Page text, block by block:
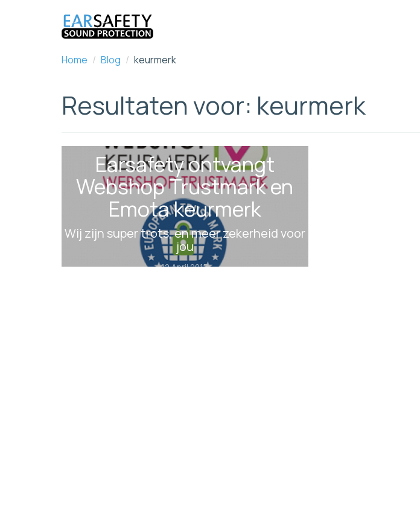
Home / Blog / keurmerk
Resultaten voor: keurmerk
Earsafety ontvangt
Webshop Trustmark en
Emota keurmerk
Wij zijn super trots, en meer zekerheid voor
jou
12 April 2017